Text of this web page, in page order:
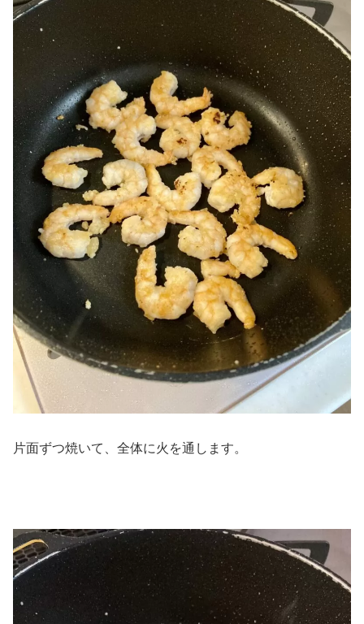
片面ずつ焼いて、全体に火を通します。